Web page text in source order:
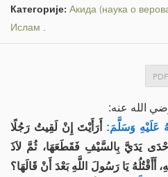
Категорије: Акида (наука о
Ислам .
PDF
الله عنه:
عَلَيْهِ وَسَلَّمَ: أَرَأَيْتَ إِنْ لَقِيتُ رَجُلًا
يَدَيَّ بِالسَّيْفِ فَقَطَعَهَا، ثُمَّ لاَذَ
أَأَقْتُلُهُ يَا رَسُولَ اللَّهِ بَعْدَ أَنْ قَالَهَا؟